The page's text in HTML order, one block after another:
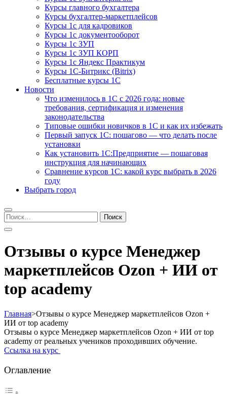
Курсы главного бухгалтера
Курсы бухгалтер-маркетплейсов
Курсы 1с для кадровиков
Курсы 1с документооборот
Курсы 1с ЗУП
Курсы 1с ЗУП КОРП
Курсы 1с Яндекс Практикум
Курсы 1С-Битрикс (Bitrix)
Бесплатные курсы 1С
Новости
Что изменилось в 1С с 2026 года: новые
требования, сертификация и изменения
законодательства
Типовые ошибки новичков в 1С и как их избежать
Первый запуск 1С: пошагово — что делать после
установки
Как установить 1С:Предприятие — пошаговая
инструкция для начинающих
Сравнение курсов 1С: какой курс выбрать в 2026
году
Выбрать город
Найти:
Отзывы о курсе Менеджер
маркетплейсов Ozon + ИИ от
top academy
Главная>Отзывы о курсе Менеджер маркетплейсов Ozon +
ИИ от top academy
Отзывы о курсе Менеджер маркетплейсов Ozon + ИИ от top
academy от реальных учеников проходивших обучение.
Ссылка на курс
Оглавление